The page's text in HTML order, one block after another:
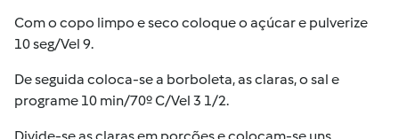
Com o copo limpo e seco coloque o açúcar e pulverize
10 seg/Vel 9.
De seguida coloca-se a borboleta, as claras, o sal e
programe 10 min/70º C/Vel 3 1/2.